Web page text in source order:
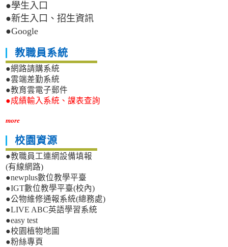
●學生入口
●新生入口、招生資訊
●Google
教職員系統
●網路請購系統
●雲端差勤系統
●教育雲電子郵件
●成績輸入系統、課表查詢
more
校園資源
●教職員工連網設備填報
(有線網路)
●newplus數位教學平臺
●IGT數位教學平臺(校內)
●公物維修通報系統(總務處)
●LIVE ABC英語學習系統
●easy test
●校園植物地圖
●粉絲專頁